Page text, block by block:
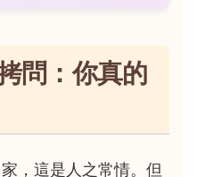
問：你真的
，這是人之常情。但